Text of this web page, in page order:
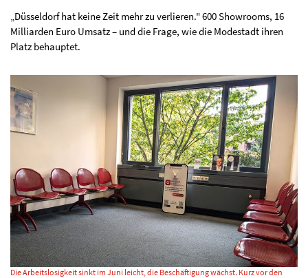
„Düsseldorf hat keine Zeit mehr zu verlieren." 600 Showrooms, 16
Milliarden Euro Umsatz – und die Frage, wie die Modestadt ihren
Platz behauptet.
Die Arbeitslosigkeit sinkt im Juni leicht, die Beschäftigung wächst. Kurz vor den